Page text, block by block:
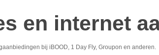
en internet
bij iBOOD, 1 Day Fly, Groupon en anderen.